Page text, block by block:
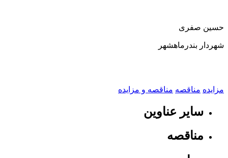
حسین صفری
شهردار بندرماهشهر
مزایده مناقصه مناقصه و مزایده
سایر عناوین
مناقصه